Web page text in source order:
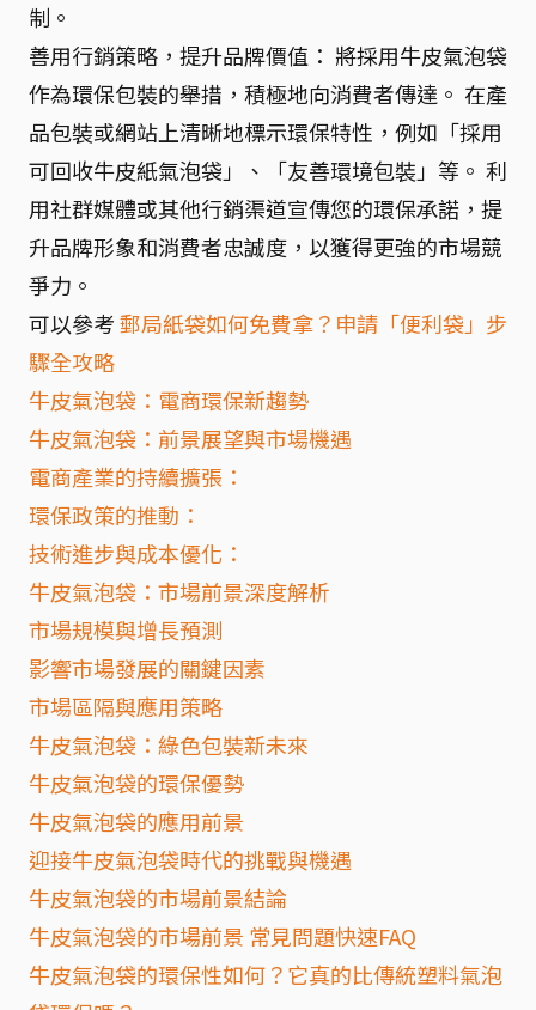
制。
善用行銷策略，提升品牌價值： 將採用牛皮氣泡袋
作為環保包裝的舉措，積極地向消費者傳達。 在產
品包裝或網站上清晰地標示環保特性，例如「採用
可回收牛皮紙氣泡袋」、「友善環境包裝」等。 利
用社群媒體或其他行銷渠道宣傳您的環保承諾，提
升品牌形象和消費者忠誠度，以獲得更強的市場競
爭力。
可以參考郵局紙袋如何免費拿？申請「便利袋」步
驟全攻略
牛皮氣泡袋：電商環保新趨勢
牛皮氣泡袋：前景展望與市場機遇
電商產業的持續擴張：
環保政策的推動：
技術進步與成本優化：
牛皮氣泡袋：市場前景深度解析
市場規模與增長預測
影響市場發展的關鍵因素
市場區隔與應用策略
牛皮氣泡袋：綠色包裝新未來
牛皮氣泡袋的環保優勢
牛皮氣泡袋的應用前景
迎接牛皮氣泡袋時代的挑戰與機遇
牛皮氣泡袋的市場前景結論
牛皮氣泡袋的市場前景 常見問題快速FAQ
牛皮氣泡袋的環保性如何？它真的比傳統塑料氣泡